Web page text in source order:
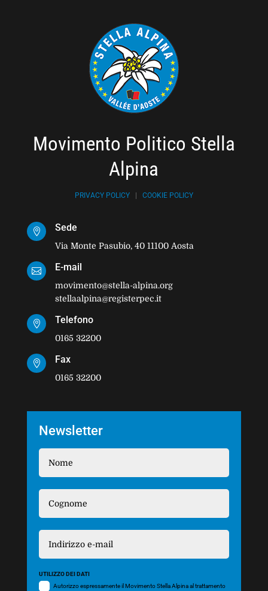
Movimento Politico Stella
Alpina
PRIVACY POLICY| COOKIE POLICY
 Sede
Via Monte Pasubio, 40 11100 Aosta
 E-mail
movimento@stella-alpina.org
stellaalpina@registerpec.it
 Telefono
0165 32200
 Fax
0165 32200
Newsletter
UTILIZZO DEI DATI
Autorizzo espressamente il Movimento Stella Alpina al trattamento